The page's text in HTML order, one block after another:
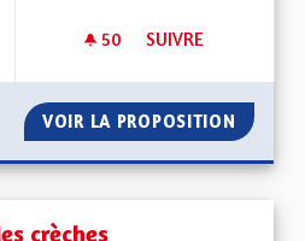
50 50 ABONNÉS
SUIVRE
VOIR LA PROPOSITION
crèches